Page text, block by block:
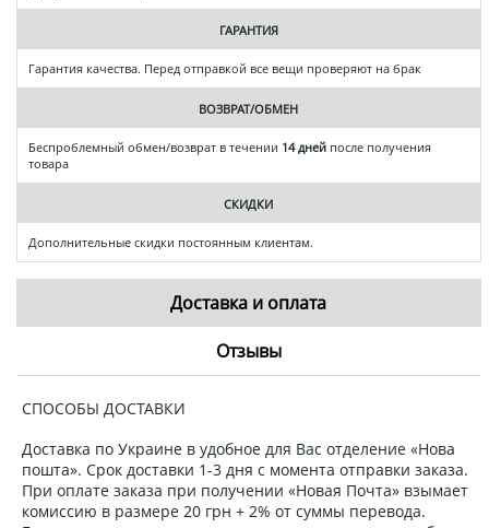
ГАРАНТИЯ
Гарантия качества. Перед отправкой все вещи проверяют на брак
ВОЗВРАТ/ОБМЕН
Беспроблемный обмен/возврат в течении 14 дней после получения
товара
СКИДКИ
Дополнительные скидки постоянным клиентам.
Доставка и оплата
Отзывы
СПОСОБЫ ДОСТАВКИ
Доставка по Украине в удобное для Вас отделение «Нова
пошта». Срок доставки 1-3 дня с момента отправки заказа.
При оплате заказа при получении «Новая Почта» взымает
комиссию в размере 20 грн + 2% от суммы перевода.